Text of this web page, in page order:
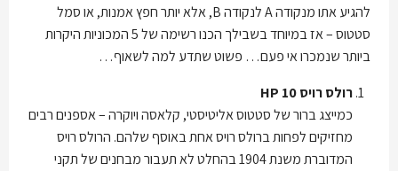
להגיע אתו מנקודה A לנקודה B, אלא יותר חפץ אמנות, או סמל
סטטוס – אז במיוחד בשבילך הכנו רשימה של 5 המכוניות היקרות
ביותר שנמכרו אי פעם… פשוט שתדע למה לשאוף…
רולס רויס 10
כמייצג ברור של סטטוס אליטיסטי, קלאסה ויוקרה – אספנים רבים
מחזיקים לפחות ברולס רויס אחת באוסף שלהם. הרולס רויס
המדוברת משנת 1904 בהחלט לא תעבור מבחנים של תקני